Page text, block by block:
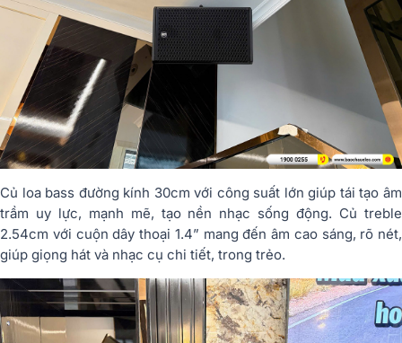
Củ loa bass đường kính 30cm với công suất lớn giúp tái tạo âm
trầm uy lực, mạnh mẽ, tạo nền nhạc sống động. Củ treble
2.54cm với cuộn dây thoại 1.4” mang đến âm cao sáng, rõ nét,
giúp giọng hát và nhạc cụ chi tiết, trong trẻo.